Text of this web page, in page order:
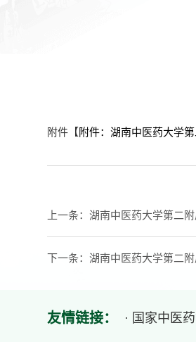
附件【附件：湖南中医药大学
上一条：湖南中医药大学第二
下一条：湖南中医药大学第二
友情链接： · 国家中医